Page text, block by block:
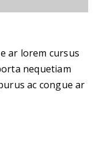
ar lorem cursus
nequetiam
ac congue ar